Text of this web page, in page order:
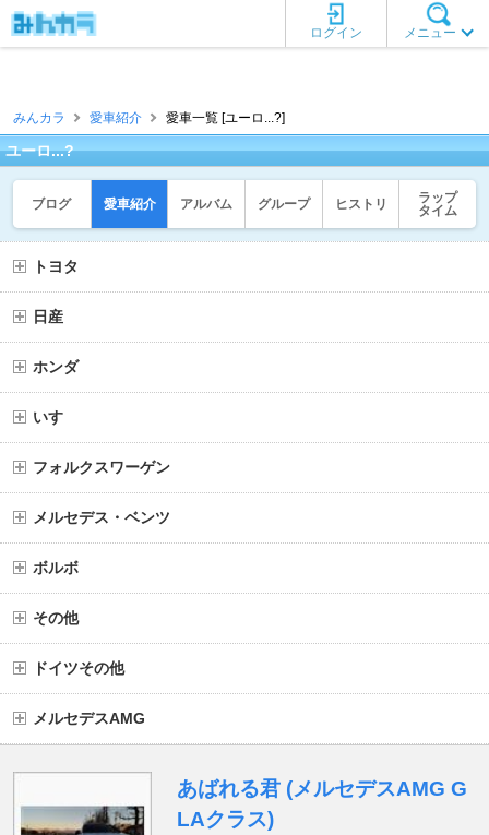
メニュー
ログイン
みんカラ 愛車紹介 愛車一覧 [ユーロ...?]
ユーロ...?
ブログ 愛車紹介 アルバム グループ ヒストリ
ラップ
タイム
トヨタ
日産
ホンダ
いすゞ
フォルクスワーゲン
メルセデス・ベンツ
ボルボ
その他
ドイツその他
メルセデスAMG
あばれる君 (メルセデスAMG G
LAクラス)